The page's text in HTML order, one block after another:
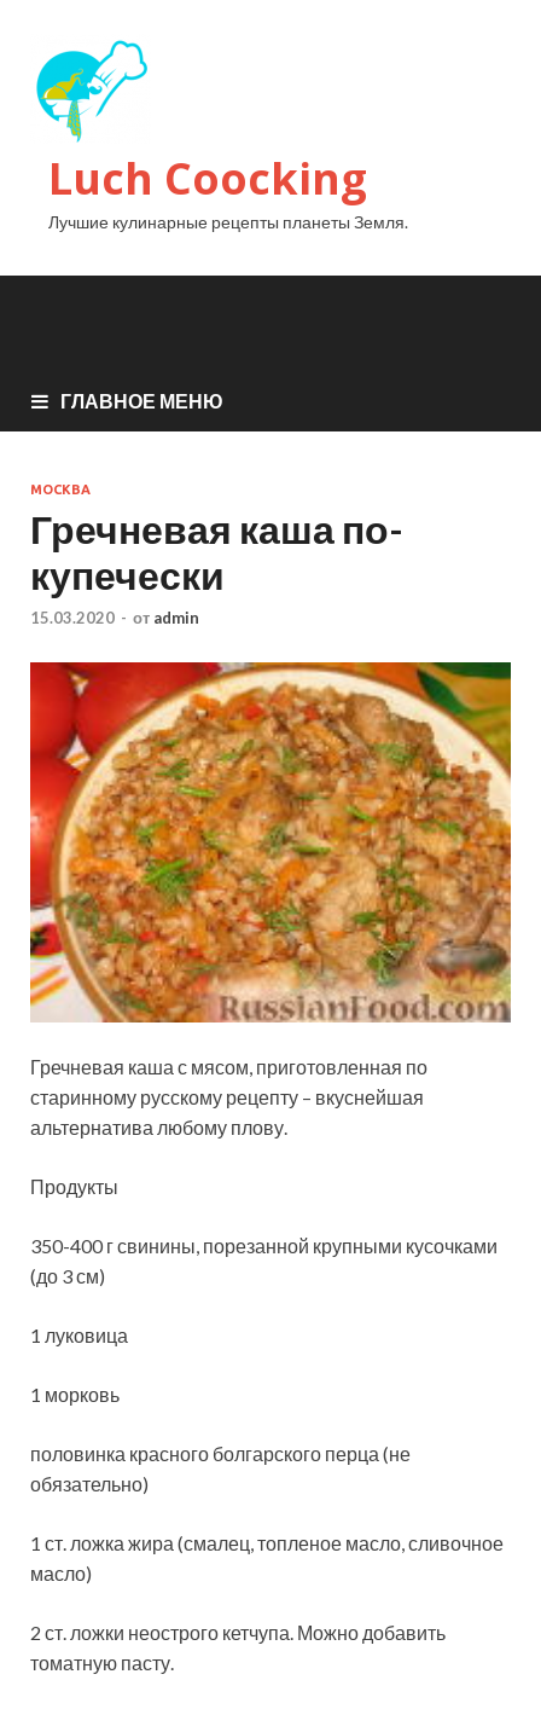
Luch Coocking
Лучшие кулинарные рецепты планеты Земля.
ГЛАВНОЕ МЕНЮ
МОСКВА
Гречневая каша по-
купечески
15.03.2020 - от admin
Гречневая каша с мясом, приготовленная по
старинному русскому рецепту – вкуснейшая
альтернатива любому плову.
Продукты
350-400 г свинины, порезанной крупными кусочками
(до 3 см)
1 луковица
1 морковь
половинка красного болгарского перца (не
обязательно)
1 ст. ложка жира (смалец,топленое масло, сливочное
масло)
2 ст. ложки неострого кетчупа. Можно добавить
томатную пасту.